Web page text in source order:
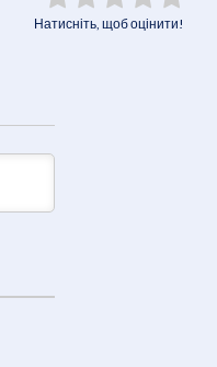
Натисніть, щоб оцінити!